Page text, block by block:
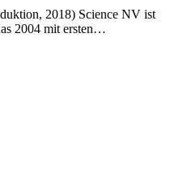
2018) Science NV ist
2004 mit ersten…